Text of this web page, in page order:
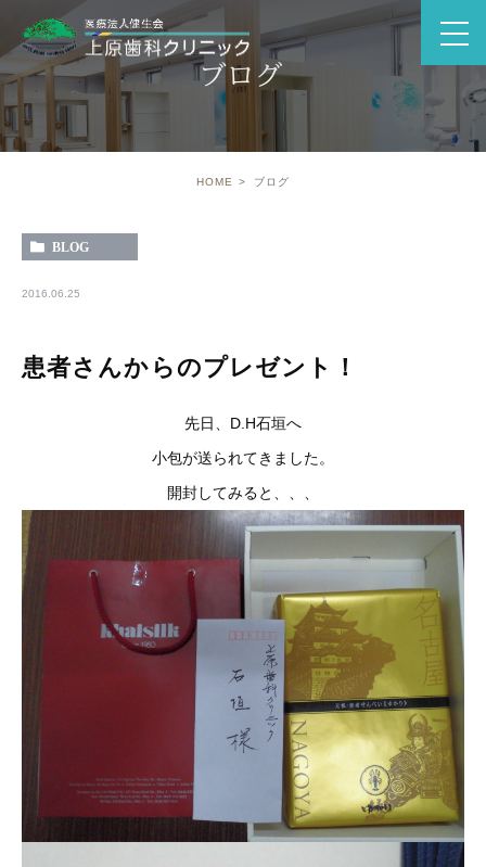
ブログ
HOME ブログ
BLOG
2016.06.25
患者さんからのプレゼント！
先日、D.H石垣へ
小包が送られてきました。
開封してみると、、、